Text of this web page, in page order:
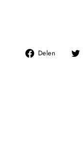
Delen
Deel